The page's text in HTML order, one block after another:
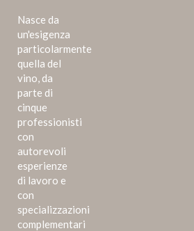
Nasce da
un'esigenza
particolarmente
quella del
vino, da
parte di
cinque
professionisti
con
autorevoli
esperienze
di lavoro e
con
specializzazioni
complementari